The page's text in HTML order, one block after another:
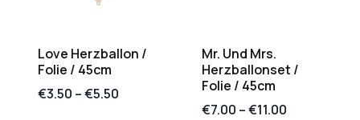
Love Herzballon /
Folie / 45cm
€3.50 –€5.50
Mr. Und Mrs.
Herzballonset /
Folie / 45cm
€7.00 –€11.00